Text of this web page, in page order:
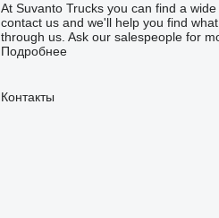
At Suvanto Trucks you can find a
contact us and we'll help you find
through us. Ask our salespeople for
Подробнее
Контакты